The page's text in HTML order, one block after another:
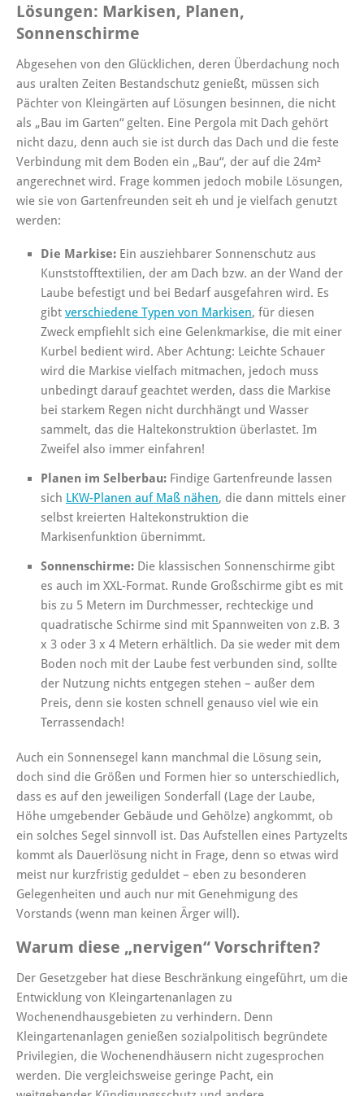
Lösungen: Markisen, Planen,
Sonnenschirme
Abgesehen von den Glücklichen, deren Überdachung noch
aus uralten Zeiten Bestandschutz genießt, müssen sich
Pächter von Kleingärten auf Lösungen besinnen, die nicht
als „Bau im Garten“ gelten. Eine Pergola mit Dach gehört
nicht dazu, denn auch sie ist durch das Dach und die feste
Verbindung mit dem Boden ein „Bau“, der auf die 24m²
angerechnet wird. Frage kommen jedoch mobile Lösungen,
wie sie von Gartenfreunden seit eh und je vielfach genutzt
werden:
Die Markise: Ein ausziehbarer Sonnenschutz aus
Kunststofftextilien, der am Dach bzw. an der Wand der
Laube befestigt und bei Bedarf ausgefahren wird. Es
gibt verschiedene Typen von Markisen, für diesen
Zweck empfiehlt sich eine Gelenkmarkise, die mit einer
Kurbel bedient wird. Aber Achtung: Leichte Schauer
wird die Markise vielfach mitmachen, jedoch muss
unbedingt darauf geachtet werden, dass die Markise
bei starkem Regen nicht durchhängt und Wasser
sammelt, das die Haltekonstruktion überlastet. Im
Zweifel also immer einfahren!
Planen im Selberbau: Findige Gartenfreunde lassen
sich LKW-Planen auf Maß nähen, die dann mittels einer
selbst kreierten Haltekonstruktion die
Markisenfunktion übernimmt.
Sonnenschirme: Die klassischen Sonnenschirme gibt
es auch im XXL-Format. Runde Großschirme gibt es mit
bis zu 5 Metern im Durchmesser, rechteckige und
quadratische Schirme sind mit Spannweiten von z.B. 3
x 3 oder 3 x 4 Metern erhältlich. Da sie weder mit dem
Boden noch mit der Laube fest verbunden sind, sollte
der Nutzung nichts entgegen stehen – außer dem
Preis, denn sie kosten schnell genauso viel wie ein
Terrassendach!
Auch ein Sonnensegel kann manchmal die Lösung sein,
doch sind die Größen und Formen hier so unterschiedlich,
dass es auf den jeweiligen Sonderfall (Lage der Laube,
Höhe umgebender Gebäude und Gehölze) angkommt, ob
ein solches Segel sinnvoll ist. Das Aufstellen eines Partyzelts
kommt als Dauerlösung nicht in Frage, denn so etwas wird
meist nur kurzfristig geduldet – eben zu besonderen
Gelegenheiten und auch nur mit Genehmigung des
Vorstands (wenn man keinen Ärger will).
Warum diese „nervigen“ Vorschriften?
Der Gesetzgeber hat diese Beschränkung eingeführt, um die
Entwicklung von Kleingartenanlagen zu
Wochenendhausgebieten zu verhindern. Denn
Kleingartenanlagen genießen sozialpolitisch begründete
Privilegien, die Wochenendhäusern nicht zugesprochen
werden. Die vergleichsweise geringe Pacht, ein